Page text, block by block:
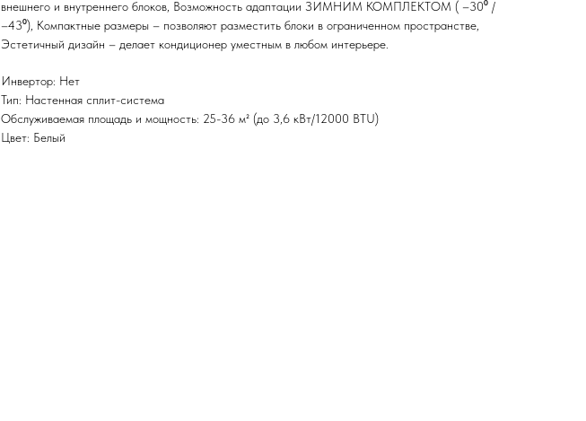
внешнего и внутреннего блоков, Возможность адаптации ЗИМНИМ КОМПЛЕКТОМ ( –30⁰ /
–43⁰), Компактные размеры – позволяют разместить блоки в ограниченном пространстве,
Эстетичный дизайн – делает кондиционер уместным в любом интерьере.
Инвертор: Нет
Тип: Настенная сплит-система
Обслуживаемая площадь и мощность: 25-36 м² (до 3,6 кВт/12000 BTU)
Цвет: Белый